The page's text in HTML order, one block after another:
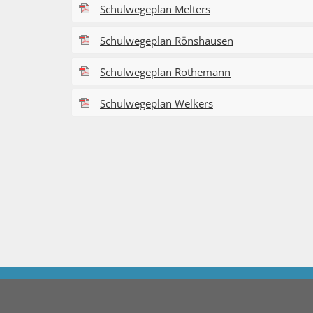
Schulwegeplan Melters
Schulwegeplan Rönshausen
Schulwegeplan Rothemann
Schulwegeplan Welkers